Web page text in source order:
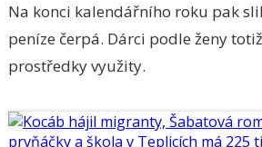
Na konci kalendářního roku pak
peníze čerpá. Dárci podle ženy
prostředky využity.